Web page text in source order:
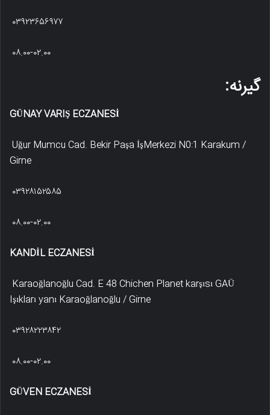
۰۳۹۲۳۶۵۶۹۷۷
۰۸.۰۰-۰۲.۰۰
گیرنه:
GÜNAY VARIŞ ECZANESİ
Uğur Mumcu Cad. Bekir Paşa İşMerkezi N0:1 Karakum /
Girne
۰۳۹۲۸۱۵۲۵۸۵
۰۸.۰۰-۰۲.۰۰
KANDİL ECZANESİ
Karaoğlanoğlu Cad. E 48 Chichen Planet karşısı GAÜ
Işıkları yanı Karaoğlanoğlu / Girne
۰۳۹۲۸۲۲۳۸۴۲
۰۸.۰۰-۰۲.۰۰
GÜVEN ECZANESİ